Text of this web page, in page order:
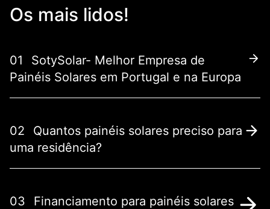
Os mais lidos!
01
SotySolar- Melhor Empresa de
Painéis Solares em Portugal e na Europa
02
Quantos painéis solares preciso para
uma residência?
03 Financiamento para painéis solares